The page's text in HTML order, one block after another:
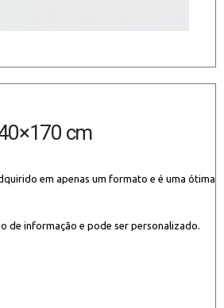
cm
em apenas um formato e é uma ótima
de informação e pode ser personalizado.